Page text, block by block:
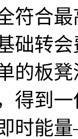
符合
础转
的板
得到
时能